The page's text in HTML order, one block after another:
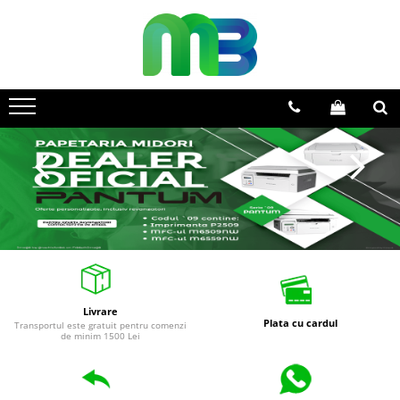
Articole din hartie
Agende si calendare
Hartie color
Hartie pentru copiator
Hartie speciala
Notesuri adezive
Registre si cuburi de hartie
Role case de marcat
Tipizate
Instrumente de scris
Pixuri cu pasta
Livrare
Transportul este gratuit pentru comenzi
de minim 1500 Lei
Plata cu cardul